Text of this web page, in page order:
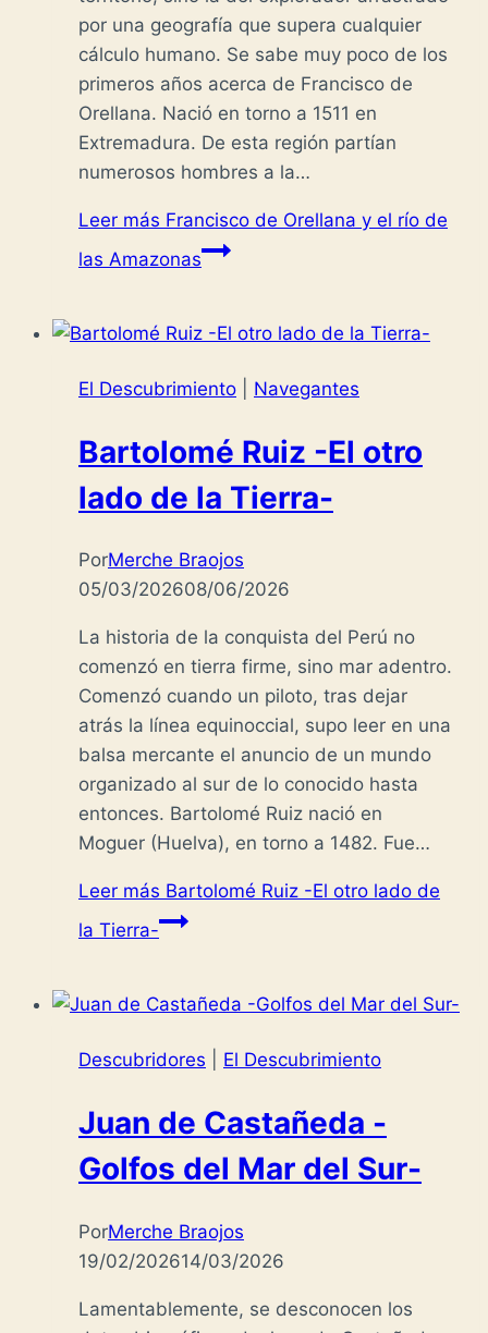
por una geografía que supera cualquier
cálculo humano. Se sabe muy poco de los
primeros años acerca de Francisco de
Orellana. Nació en torno a 1511 en
Extremadura. De esta región partían
numerosos hombres a la…
Leer más Francisco de Orellana y el río de
las Amazonas
El Descubrimiento Navegantes
Bartolomé Ruiz -El otro
lado de la Tierra-
PorMerche Braojos
05/03/202608/06/2026
La historia de la conquista del Perú no
comenzó en tierra firme, sino mar adentro.
Comenzó cuando un piloto, tras dejar
atrás la línea equinoccial, supo leer en una
balsa mercante el anuncio de un mundo
organizado al sur de lo conocido hasta
entonces. Bartolomé Ruiz nació en
Moguer (Huelva), en torno a 1482. Fue…
Leer más Bartolomé Ruiz -El otro lado de
la Tierra-
Descubridores El Descubrimiento
Juan de Castañeda -
Golfos del Mar del Sur-
PorMerche Braojos
19/02/202614/03/2026
Lamentablemente, se desconocen los